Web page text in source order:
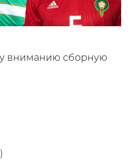
вниманию сборную